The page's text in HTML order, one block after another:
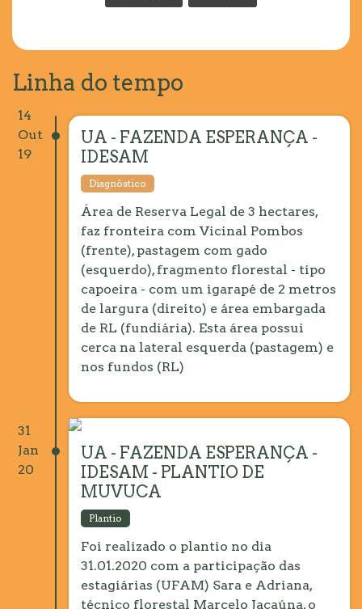
Linha do tempo
14
Out
19
UA - FAZENDA ESPERANÇA -
IDESAM
Diagnóstico
Área de Reserva Legal de 3 hectares,
faz fronteira com Vicinal Pombos
(frente), pastagem com gado
(esquerdo), fragmento florestal - tipo
capoeira - com um igarapé de 2 metros
de largura (direito) e área embargada
de RL (fundiária). Esta área possui
cerca na lateral esquerda (pastagem) e
nos fundos (RL)
31
Jan
20
UA - FAZENDA ESPERANÇA -
IDESAM - PLANTIO DE
MUVUCA
Plantio
Foi realizado o plantio no dia
31.01.2020 com a participação das
estagiárias (UFAM) Sara e Adriana,
técnico florestal Marcelo Jacaúna, o